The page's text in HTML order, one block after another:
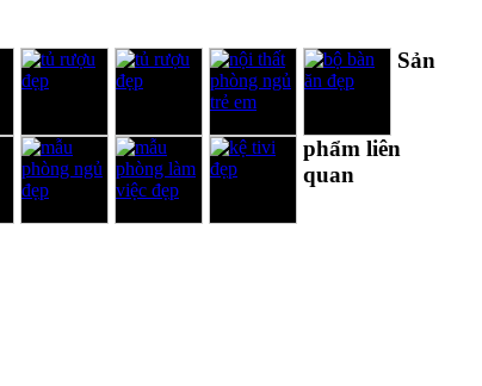
Sản
phẩm liên
quan